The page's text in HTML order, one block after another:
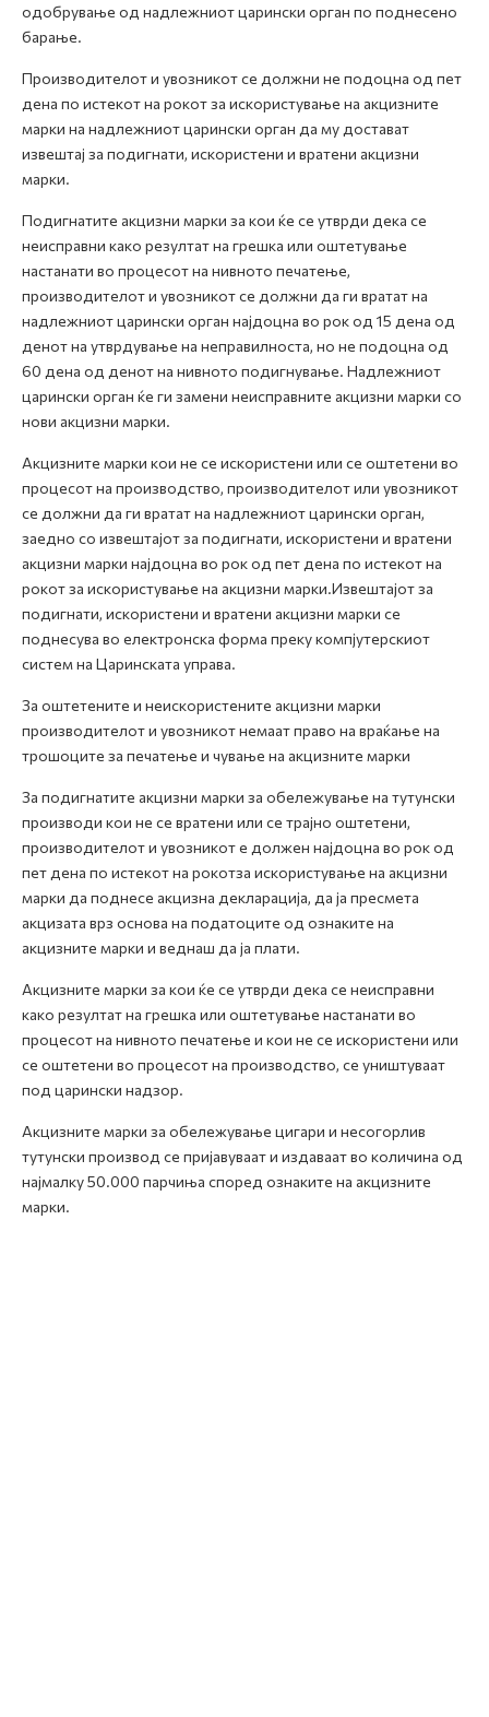
одобрување од надлежниот царински орган по поднесено
барање.
Производителот и увозникот се должни не подоцна од пет
дена по истекот на рокот за искористување на акцизните
марки на надлежниот царински орган да му достават
извештај за подигнати, искористени и вратени акцизни
марки.
Подигнатите акцизни марки за кои ќе се утврди дека се
неисправни како резултат на грешка или оштетување
настанати во процесот на нивното печатење,
производителот и увозникот се должни да ги вратат на
надлежниот царински орган најдоцна во рок од 15 дена од
денот на утврдување на неправилноста, но не подоцна од
60 дена од денот на нивното подигнување. Надлежниот
царински орган ќе ги замени неисправните акцизни марки со
нови акцизни марки.
Акцизните марки кои не се искористени или се оштетени во
процесот на производство, производителот или увозникот
се должни да ги вратат на надлежниот царински орган,
заедно со извештајот за подигнати, искористени и вратени
акцизни марки најдоцна во рок од пет дена по истекот на
рокот за искористување на акцизни марки.Извештајот за
подигнати, искористени и вратени акцизни марки се
поднесува во електронска форма преку компјутерскиот
систем на Царинската управа.
За оштетените и неискористените акцизни марки
производителот и увозникот немаат право на враќање на
трошоците за печатење и чување на акцизните марки
За подигнатите акцизни марки за обележување на тутунски
производи кои не се вратени или се трајно оштетени,
производителот и увозникот е должен најдоцна во рок од
пет дена по истекот на рокотза искористување на акцизни
марки да поднесе акцизна декларација, да ја пресмета
акцизата врз основа на податоците од ознаките на
акцизните марки и веднаш да ја плати.
Акцизните марки за кои ќе се утврди дека се неисправни
како резултат на грешка или оштетување настанати во
процесот на нивното печатење и кои не се искористени или
се оштетени во процесот на производство, се уништуваат
под царински надзор.
Акцизните марки за обележување цигари и несогорлив
тутунски производ се пријавуваат и издаваат во количина од
најмалку 50.000 парчиња според ознаките на акцизните
марки.